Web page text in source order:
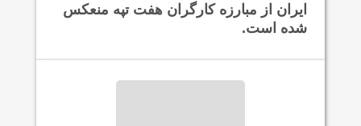
ایران از مبارزه کارگران هفت تپه منعکس
شده است.